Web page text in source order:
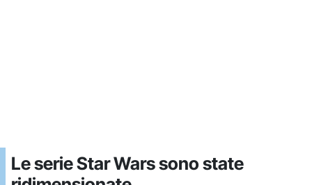
Le serie Star Wars sono state